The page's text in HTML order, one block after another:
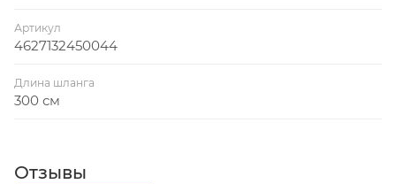
Артикул
4627132450044
Длина шланга
300 см
Отзывы